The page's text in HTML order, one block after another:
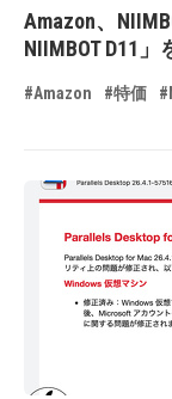
Amazon、
NIIMBOT D11
#Amazon #特価